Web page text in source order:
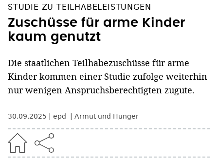
STUDIE ZU TEILHABELEISTUNGEN
Zuschüsse für arme Kinder
kaum genutzt
Die staatlichen Teilhabezuschüsse für arme
Kinder kommen einer Studie zufolge weiterhin
nur wenigen Anspruchsberechtigten zugute.
30.09.2025 epd Armut und Hunger